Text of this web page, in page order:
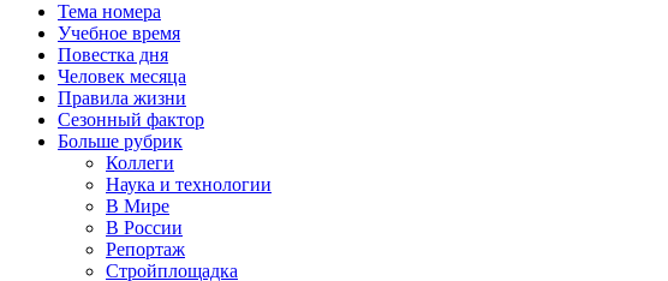
Тема номера
Учебное время
Повестка дня
Человек месяца
Правила жизни
Сезонный фактор
Больше рубрик
Коллеги
Наука и технологии
В Мире
В России
Репортаж
Стройплощадка